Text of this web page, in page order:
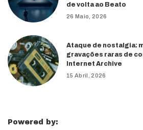
de volta ao Beato
26 Maio, 2026
Ataque de nostalgia:
gravações raras de
Internet Archive
15 Abril, 2026
Powered by: